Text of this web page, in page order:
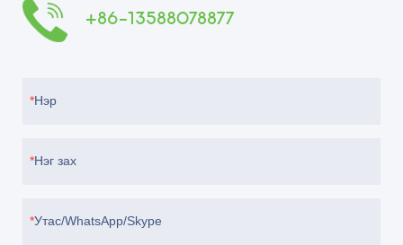
+86-13588078877
Нэр
Нэг зах
Утас/WhatsApp/Skype